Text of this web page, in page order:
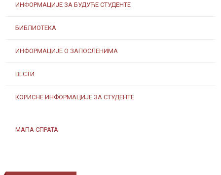
ИНФОРМАЦИЈЕ ЗА БУДУЋЕ СТУДЕНТЕ
БИБЛИОТЕКА
ИНФОРМАЦИЈЕ О ЗАПОСЛЕНИМА
ВЕСТИ
КОРИСНЕ ИНФОРМАЦИЈЕ ЗА СТУДЕНТЕ
МАПА СПРАТА